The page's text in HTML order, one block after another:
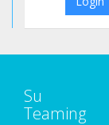
Su
Teaming